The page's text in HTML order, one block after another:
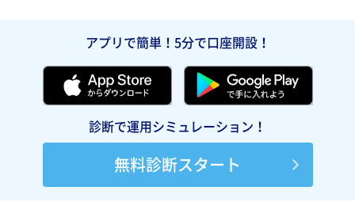
アプリで簡単！5分で口座開設！
診断で運用シミュレーション！
無料診断スタート